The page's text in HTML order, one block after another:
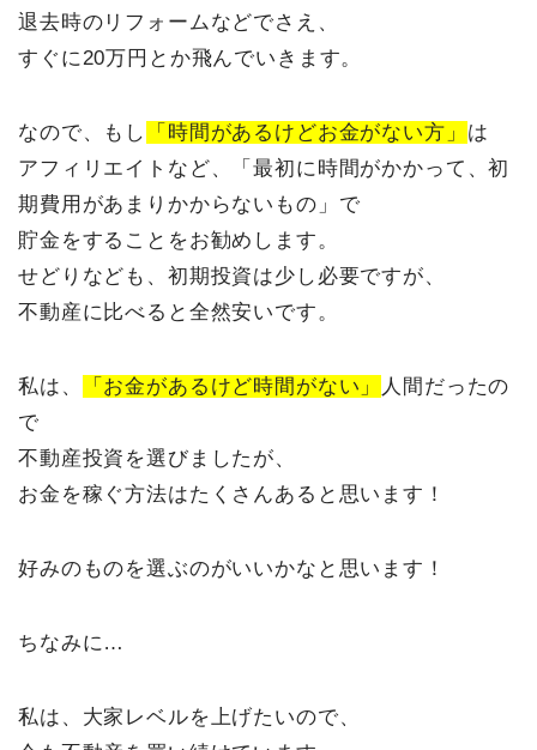
退去時のリフォームなどでさえ、
すぐに20万円とか飛んでいきます。
なので、もし 「時間があるけどお金がない方」 は
アフィリエイトなど、「最初に時間がかかって、初
期費用があまりかからないもの」で
貯金をすることをお勧めします。
せどりなども、初期投資は少し必要ですが、
不動産に比べると全然安いです。
私は、 「お金があるけど時間がない」
人間だったの
で
不動産投資を選びましたが、
お金を稼ぐ方法はたくさんあると思います！
好みのものを選ぶのがいいかなと思います！
ちなみに…
私は、大家レベルを上げたいので、